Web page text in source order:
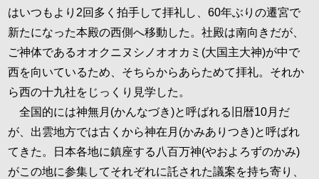
はいつもより2回多く拍手して拝礼し、60年ぶりの遷宮で
新たになった本殿の西側へ移動した。社殿は南向きだが、
ご神体であるオオクニヌシノオオカミ(大国主大神)が中で
西を向いているため、そちらからあらためて拝礼。それか
ら西の十九社をじっくり見学した。
全国的には神無月(かんなづき)と呼ばれる旧暦10月だ
が、出雲地方では古くから神在月(かみありつき)と呼ばれ
てきた。日本各地に鎮座する八百万神(やおよろずのかみ)
がこの地に参集してそれぞれに託された議案を持ち寄り、